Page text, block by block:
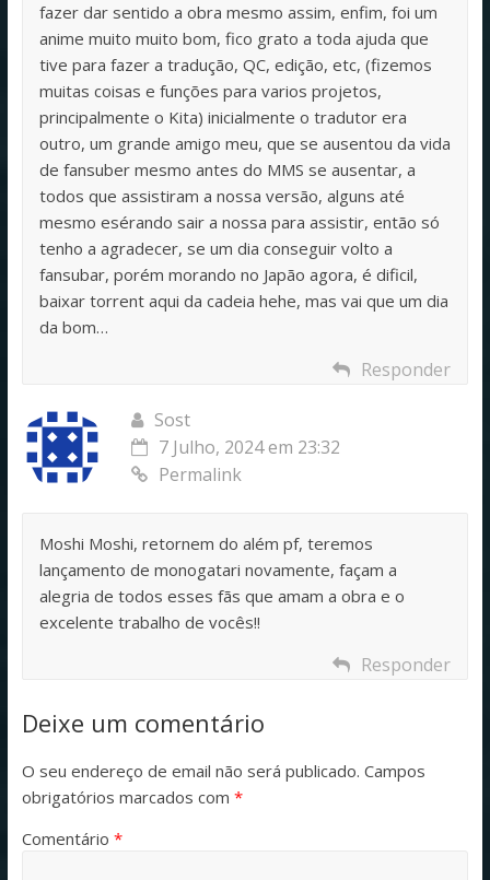
fazer dar sentido a obra mesmo assim, enfim, foi um
anime muito muito bom, fico grato a toda ajuda que
tive para fazer a tradução, QC, edição, etc, (fizemos
muitas coisas e funções para varios projetos,
principalmente o Kita) inicialmente o tradutor era
outro, um grande amigo meu, que se ausentou da vida
de fansuber mesmo antes do MMS se ausentar, a
todos que assistiram a nossa versão, alguns até
mesmo esérando sair a nossa para assistir, então só
tenho a agradecer, se um dia conseguir volto a
fansubar, porém morando no Japão agora, é dificil,
baixar torrent aqui da cadeia hehe, mas vai que um dia
da bom…
Responder
Sost
7 Julho, 2024 em 23:32
Permalink
Moshi Moshi, retornem do além pf, teremos
lançamento de monogatari novamente, façam a
alegria de todos esses fãs que amam a obra e o
excelente trabalho de vocês!!
Responder
Deixe um comentário
O seu endereço de email não será publicado. Campos
obrigatórios marcados com *
Comentário *